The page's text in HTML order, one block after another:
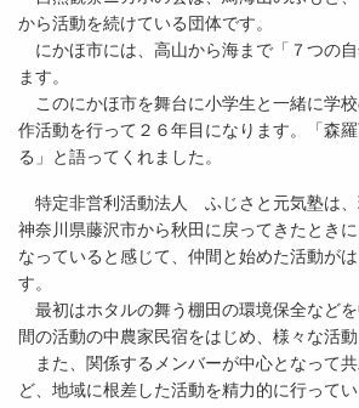
から活動を続けている団体です。
にかほ市には、高山から海まで「７つの
ます。
このにかほ市を舞台に小学生と一緒に学
作活動を行って２６年目になります。「森
る」と語ってくれました。
特定非営利活動法人 ふじさと元気塾は、
神奈川県藤沢市から秋田に戻ってきたとき
なっていると感じて、仲間と始めた活動が
す。
最初はホタルの舞う棚田の環境保全など
間の活動の中農家民宿をはじめ、様々な活動
また、関係するメンバーが中心となって
ど、地域に根差した活動を精力的に行ってい